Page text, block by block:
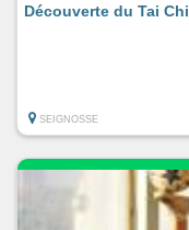
Découverte du Tai Chi
SEIGNOSSE